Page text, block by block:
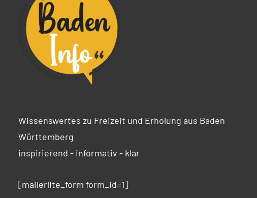
Wissenswertes zu Freizeit und Erholung aus Baden
Württemberg
inspirierend - informativ - klar
[mailerlite_form form_id=1]